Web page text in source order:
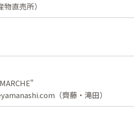
直売所）
（齊藤・滝田）